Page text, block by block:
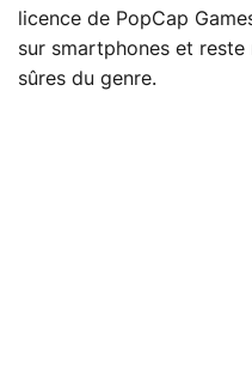
licence de PopCap
sur smartphones et
sûres du genre.